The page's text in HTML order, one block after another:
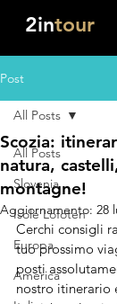
2intour
Post
All Posts
Slovenia
Isole Lofoten
Europa
America
All Posts
Scozia:
natura,
montagne!
Aggiornamento: 28
Cerchi consigli
tuo prossimo
posti
nostro itinerario